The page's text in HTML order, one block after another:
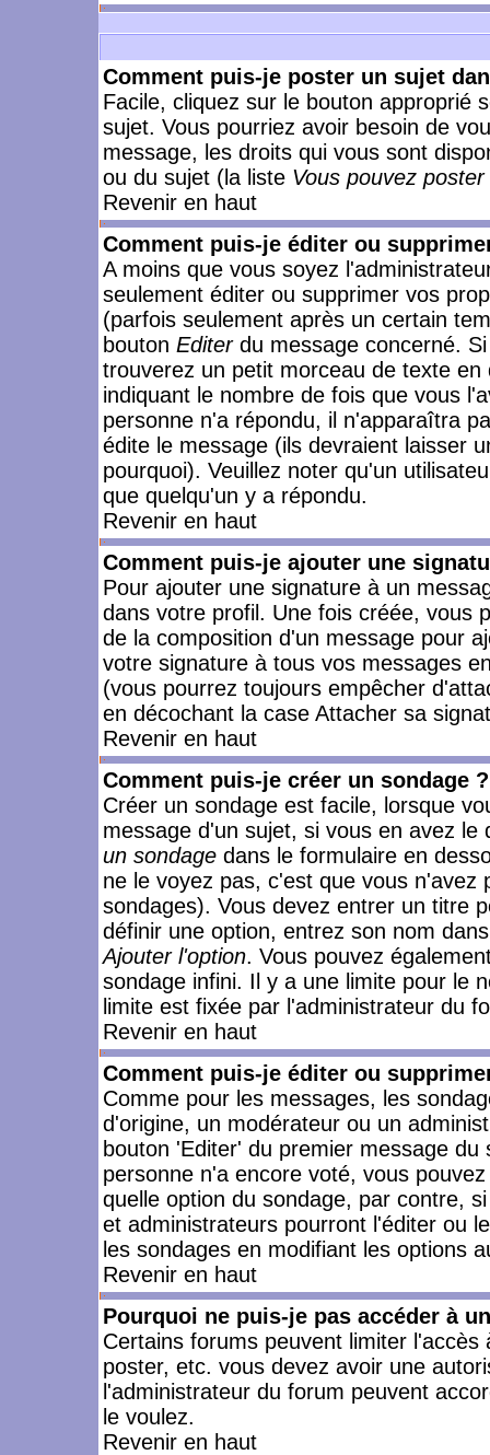
Comment puis-je poster un sujet
Facile, cliquez sur le bouton approprié
sujet. Vous pourriez avoir besoin de
message, les droits qui vous sont
ou du sujet (la liste Vous pouvez
Revenir en haut
Comment puis-je éditer ou
A moins que vous soyez
seulement éditer ou supprimer vos
(parfois seulement après un certain
bouton Editerdu message concerné.
trouverez un petit morceau de texte
indiquant le nombre de fois que vous
personne n'a répondu, il n'apparaîtra
édite le message (ils devraient laisser
pourquoi). Veuillez noter qu'un
que quelqu'un y a répondu.
Revenir en haut
Comment puis-je ajouter une
Pour ajouter une signature à un
dans votre profil. Une fois créée, vous
de la composition d'un message pour
votre signature à tous vos messages
(vous pourrez toujours empêcher
en décochant la case Attacher sa
Revenir en haut
Comment puis-je créer un sondage ?
Créer un sondage est facile, lorsque
message d'un sujet, si vous en avez
un sondage dans le formulaire en
ne le voyez pas, c'est que vous
sondages). Vous devez entrer un titre
définir une option, entrez son nom
Ajouter l'option. Vous pouvez
sondage infini. Il y a une limite pour le
limite est fixée par l'administrateur du
Revenir en haut
Comment puis-je éditer ou
Comme pour les messages, les
d'origine, un modérateur ou un
bouton 'Editer' du premier message
personne n'a encore voté, vous
quelle option du sondage, par contre,
et administrateurs pourront l'éditer ou
les sondages en modifiant les options
Revenir en haut
Pourquoi ne puis-je pas accéder à
Certains forums peuvent limiter
poster, etc. vous devez avoir une
l'administrateur du forum peuvent
le voulez.
Revenir en haut